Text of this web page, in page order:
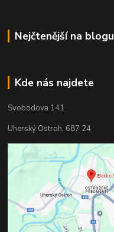
Nejčtenější na blogu
Kde nás najdete
Svobodova 141
Uherský Ostroh, 687 24